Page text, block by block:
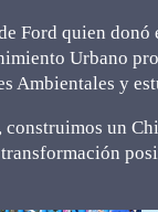
Ford quien
Urbano
Ambientales y
construimos un